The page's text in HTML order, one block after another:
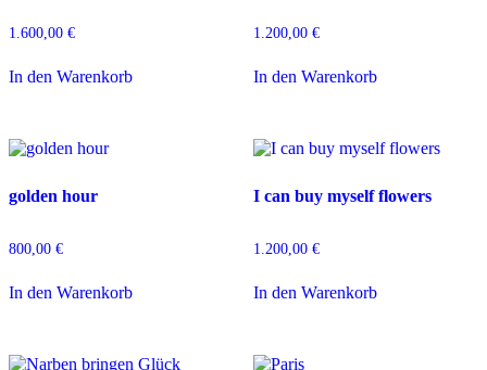
1.600,00 €
In den Warenkorb
1.200,00 €
In den Warenkorb
golden hour
800,00 €
In den Warenkorb
I can buy myself flowers
1.200,00 €
In den Warenkorb